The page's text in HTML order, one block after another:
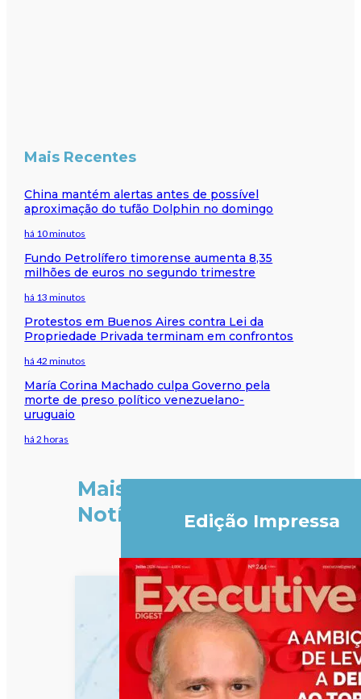
Mais Recentes
China mantém alertas antes de possível
aproximação do tufão Dolphin no domingo
há 10 minutos
Fundo Petrolífero timorense aumenta 8,35
milhões de euros no segundo trimestre
há 13 minutos
Protestos em Buenos Aires contra Lei da
Propriedade Privada terminam em confrontos
há 42 minutos
María Corina Machado culpa Governo pela
morte de preso político venezuelano-
uruguaio
há 2 horas
Mais
Notícias
Edição Impressa